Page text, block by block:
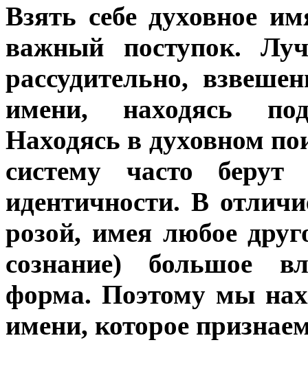
Взять себе духовное
важный поступок.
рассудительно,
имени, находясь
Находясь в духовном
систему часто
идентичности. В
розой, имея любое
сознание) большое
форма. Поэтому мы
имени, которое